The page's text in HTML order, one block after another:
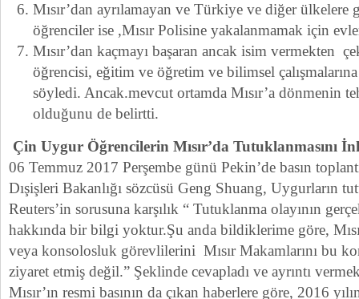
Mısır’dan ayrılamayan ve Türkiye ve diğer ülkelere
öğrenciler ise ,Mısır Polisine yakalanmamak için
Mısır’dan kaçmayı başaran ancak isim vermekten
öğrencisi, eğitim ve öğretim ve bilimsel
söyledi. Ancak.mevcut ortamda Mısır’a dönmenin
olduğunu de belirtti.
Çin Uygur Öğrencilerin Mısır’da Tutuklanmasını
06 Temmuz 2017 Perşembe günü Pekin’de basın
Dışişleri Bakanlığı sözcüsü Geng Shuang, Uygurların
Reuters’in sorusuna karşılık “ Tutuklanma olayının
hakkında bir bilgi yoktur.Şu anda bildiklerime göre,
veya konsolosluk görevlilerini Mısır Makamlarını bu
ziyaret etmiş değil.” Şeklinde cevapladı ve ayrıntı
Mısır’ın resmi basının da çıkan haberlere göre, 2016